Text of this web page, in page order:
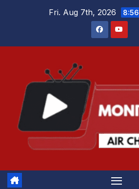
Fri. Aug 7th, 2026